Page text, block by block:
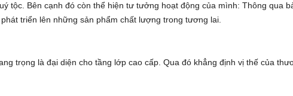
tộc. Bên cạnh đó còn thể hiện tư tưởng hoạt động của mình: Thông qua
triển lên những sản phẩm chất lượng trong tương lai.
trọng là đại diện cho tầng lớp cao cấp. Qua đó khẳng định vị thế của